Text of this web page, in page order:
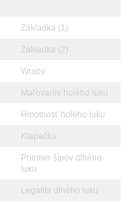
Základka (1)
Základka (2)
Wrapy
Maľovanie holého luku
Hmotnosť holého luku
Klapačka
Priemer šípov dlhého
luku
Legalita dlhého luku